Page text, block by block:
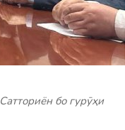
бо гурӯҳи